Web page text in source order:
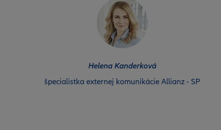
Helena Kanderková
špecialistka externej komunikácie Allianz - SP